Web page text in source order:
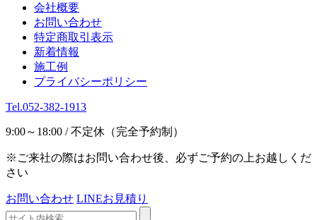
会社概要
お問い合わせ
特定商取引表示
新着情報
施工例
プライバシーポリシー
Tel.052-382-1913
9:00～18:00 / 不定休（完全予約制）
※ご来社の際はお問い合わせ後、必ずご予約の上お越しくだ
さい
お問い合わせ LINEお見積り